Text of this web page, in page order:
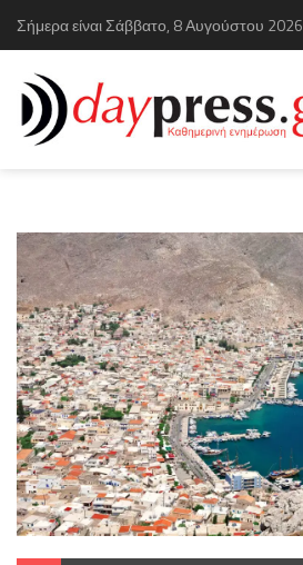
Σήμερα είναι Σάββατο, 8 Αυγούστου 2026